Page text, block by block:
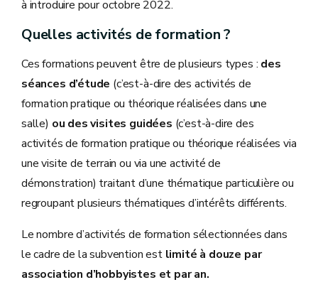
à introduire pour octobre 2022.
Quelles activités de formation ?
Ces formations peuvent être de plusieurs types : des
séances d’étude (c’est-à-dire des activités de
formation pratique ou théorique réalisées dans une
salle) ou des visites guidées (c’est-à-dire des
activités de formation pratique ou théorique réalisées via
une visite de terrain ou via une activité de
démonstration) traitant d’une thématique particulière ou
regroupant plusieurs thématiques d’intérêts différents.
Le nombre d’activités de formation sélectionnées dans
le cadre de la subvention est limité à douze par
association d’hobbyistes et par an.